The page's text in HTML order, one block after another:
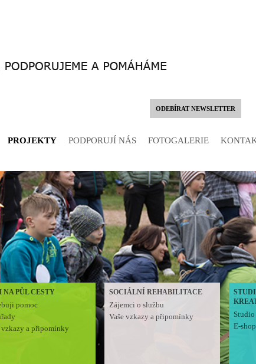
PROJEKTY PODPORUJÍ NÁS FOTOGALERIE
ODEBÍRAT NEWSLETTER
NA PŮL CESTY
pomoc
vzkazy a připomínky
SOCIÁLNÍ REHABILITACE
Zájemci o službu
Vaše vzkazy a připomínky
Studio
E-